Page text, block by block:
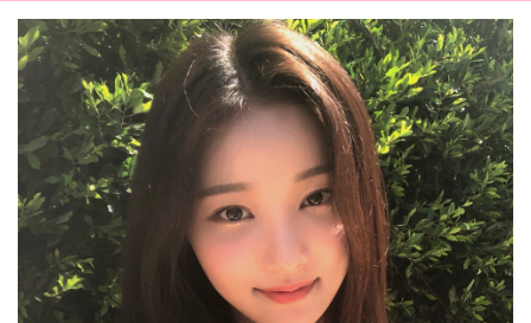
プライバシーポリシー
お問い合わせ